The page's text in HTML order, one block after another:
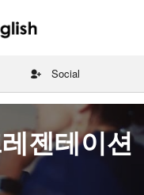
Social
젠테이션